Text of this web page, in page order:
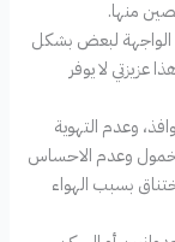
منها.
الواجهة لبعض بشكل
عزيزتي لا يوفر
وعدم التهوية
وعدم الاحساس
بسبب الهواء